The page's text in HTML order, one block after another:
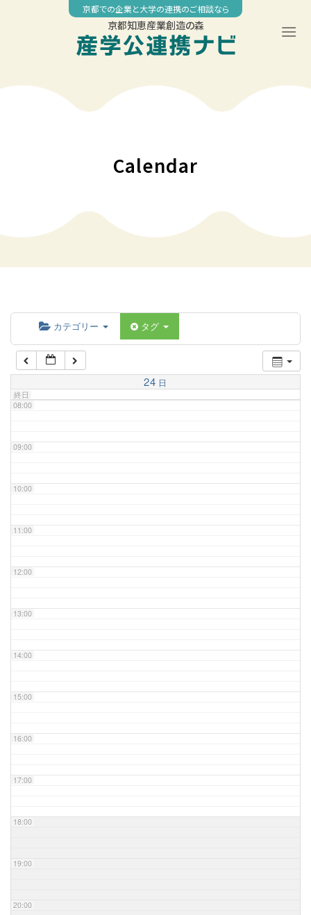
京都での企業と大学の連携のご相談なら
京都知恵産業創造の森
Calendar
カテゴリー タグ
24 日
終日
04:00
07:00
08:00
09:00
10:00
11:00
12:00
13:00
14:00
15:00
16:00
17:00
18:00
19:00
20:00